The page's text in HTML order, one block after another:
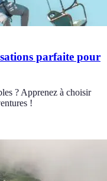
parfaite pour
? Apprenez à choisir
!